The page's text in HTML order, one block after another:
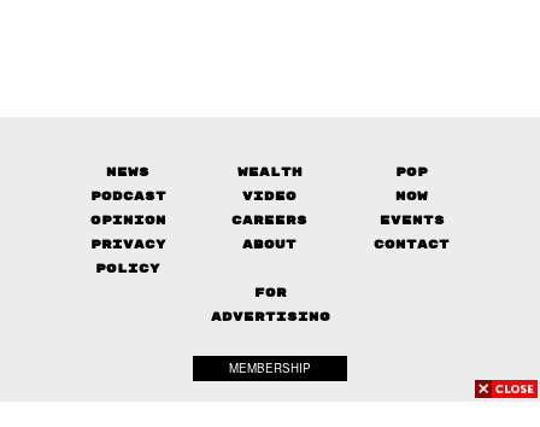
News Wealth
Pop
Podcast
Video
Now
Opinion
Careers
Events
Privacy
Policy
About Contact
FOR
ADVERTISING
MEMBERSHIP